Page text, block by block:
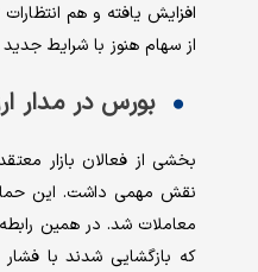
افزایش یافته و هم
از سهام هنوز با شرایط
بورس در مدار
بخشی از فعالان بازار
نقش مهمی داشت. این
معاملات شد. در همین رابطه
که بازگشایی شدند با